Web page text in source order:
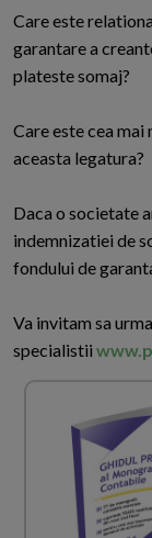
Care este
garantare a
plateste somaj?
Care este cea
aceasta legatura?
Daca o societate
indemnizatiei de
fondului de
Va invitam sa
specialistii